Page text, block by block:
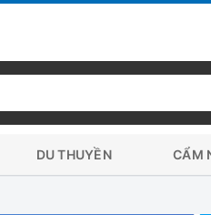
DU THUYỀN CẨM